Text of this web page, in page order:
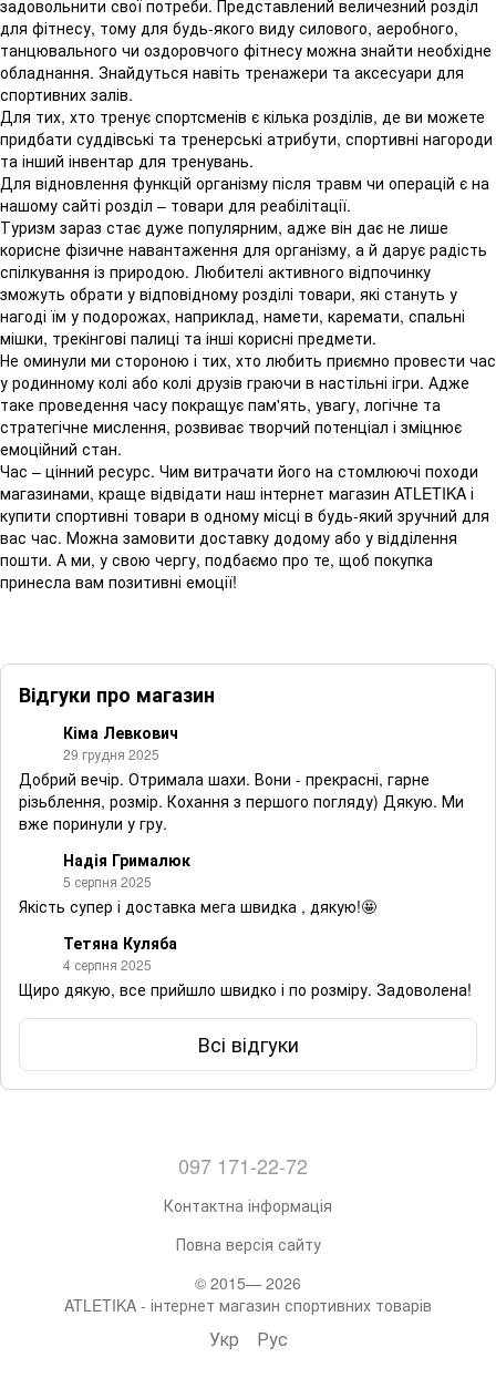
задовольнити свої потреби. Представлений величезний розділ
для фітнесу, тому для будь-якого виду силового, аеробного,
танцювального чи оздоровчого фітнесу можна знайти необхідне
обладнання. Знайдуться навіть тренажери та аксесуари для
спортивних залів.
Для тих, хто тренує спортсменів є кілька розділів, де ви можете
придбати суддівські та тренерські атрибути, спортивні нагороди
та інший інвентар для тренувань.
Для відновлення функцій організму після травм чи операцій є на
нашому сайті розділ – товари для реабілітації.
Туризм зараз стає дуже популярним, адже він дає не лише
корисне фізичне навантаження для організму, а й дарує радість
спілкування із природою. Любителі активного відпочинку
зможуть обрати у відповідному розділі товари, які стануть у
нагоді їм у подорожах, наприклад, намети, каремати, спальні
мішки, трекінгові палиці та інші корисні предмети.
Не оминули ми стороною і тих, хто любить приємно провести час
у родинному колі або колі друзів граючи в настільні ігри. Адже
таке проведення часу покращує пам'ять, увагу, логічне та
стратегічне мислення, розвиває творчий потенціал і зміцнює
емоційний стан.
Час – цінний ресурс. Чим витрачати його на стомлюючі походи
магазинами, краще відвідати наш інтернет магазин ATLETIKA і
купити спортивні товари в одному місці в будь-який зручний для
вас час. Можна замовити доставку додому або у відділення
пошти. А ми, у свою чергу, подбаємо про те, щоб покупка
принесла вам позитивні емоції!
Відгуки про магазин
Кіма Левкович
29 грудня 2025
Добрий вечір. Отримала шахи. Вони - прекрасні, гарне
різьблення, розмір. Кохання з першого погляду) Дякую. Ми
вже поринули у гру.
Надія Грималюк
5 серпня 2025
Якість супер і доставка мега швидка , дякую!🤩
Тетяна Куляба
4 серпня 2025
Щиро дякую, все прийшло швидко і по розміру. Задоволена!
Всі відгуки
097 171-22-72
Контактна інформація
Повна версія сайту
© 2015— 2026
ATLETIKA - інтернет магазин спортивних товарів
Укр Рус